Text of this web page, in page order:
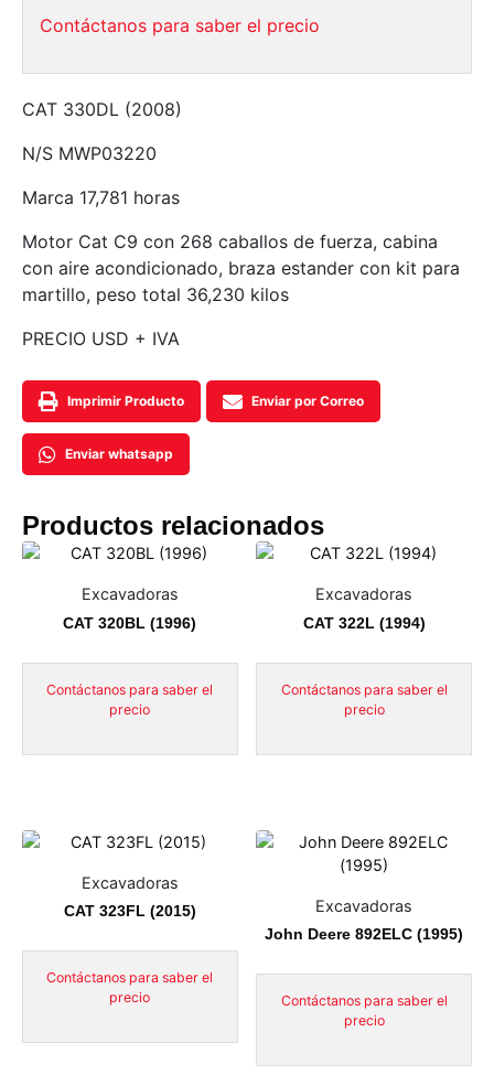
Contáctanos para saber el precio
CAT 330DL (2008)
N/S MWP03220
Marca 17,781 horas
Motor Cat C9 con 268 caballos de fuerza, cabina
con aire acondicionado, braza estander con kit para
martillo, peso total 36,230 kilos
PRECIO USD + IVA
Imprimir Producto Enviar por Correo
Enviar whatsapp
Productos relacionados
Excavadoras
CAT 320BL (1996)
Contáctanos para saber el
precio
Excavadoras
CAT 322L (1994)
Contáctanos para saber el
precio
Excavadoras
CAT 323FL (2015)
Contáctanos para saber el
precio
Excavadoras
John Deere 892ELC (1995)
Contáctanos para saber el
precio